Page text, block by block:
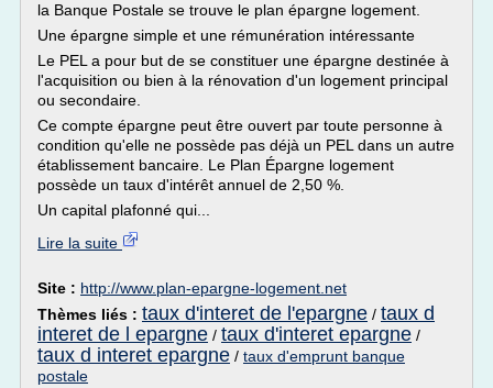
la Banque Postale se trouve le plan épargne logement.
Une épargne simple et une rémunération intéressante
Le PEL a pour but de se constituer une épargne destinée à
l'acquisition ou bien à la rénovation d'un logement principal
ou secondaire.
Ce compte épargne peut être ouvert par toute personne à
condition qu'elle ne possède pas déjà un PEL dans un autre
établissement bancaire. Le Plan Épargne logement
possède un taux d'intérêt annuel de 2,50 %.
Un capital plafonné qui...
Lire la suite
Site : http://www.plan-epargne-logement.net
Thèmes liés : taux d'interet de l'epargne / taux d
interet de l epargne / taux d'interet epargne /
taux d interet epargne / taux d'emprunt banque
postale